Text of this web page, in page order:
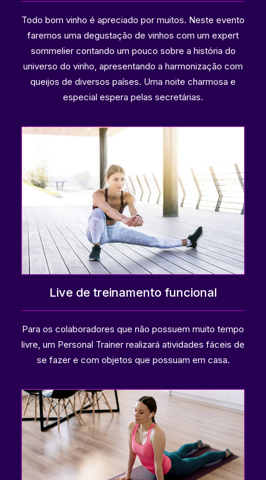
Todo bom vinho é apreciado por muitos. Neste evento
faremos uma degustação de vinhos com um expert
sommelier contando um pouco sobre a história do
universo do vinho, apresentando a harmonização com
queijos de diversos países. Uma noite charmosa e
especial espera pelas secretárias.
Live de treinamento funcional
Para os colaboradores que não possuem muito tempo
livre, um Personal Trainer realizará atividades fáceis de
se fazer e com objetos que possuam em casa.